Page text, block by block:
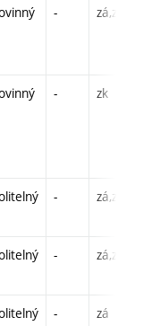
- zá,zk
- zk
- zá,zk
- zá,zk
- zá